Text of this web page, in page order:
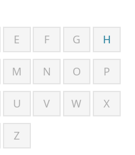
E F G H
M N O P
U V W X
Z